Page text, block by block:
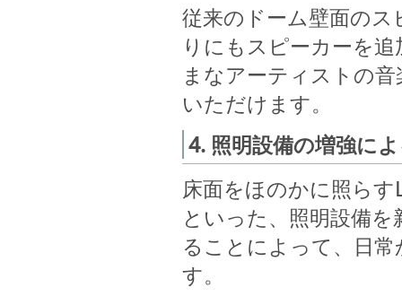
従来のドーム壁面の
りにもスピーカーを
まなアーティストの
いただけます。
4. 照明設備の増強に
床面をほのかに照ら
といった、照明設備
ることによって、日
す。